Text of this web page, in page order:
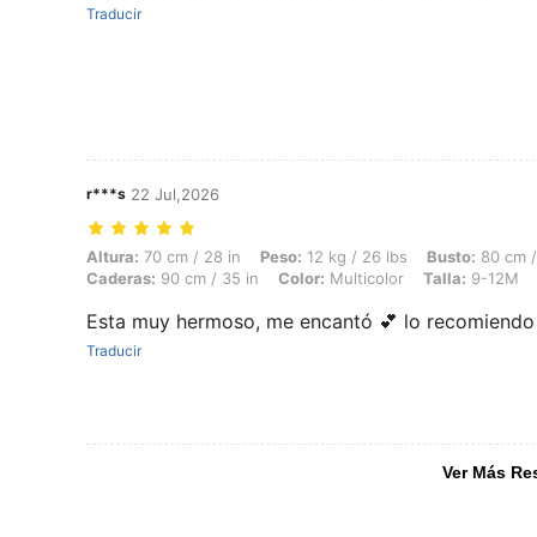
Traducir
r***s 22 Jul,2026
Altura: 70 cm / 28 in, Peso: 12 kg / 26 lbs, Busto: 80 cm / 31 in,
Altura: 70 cm / 28 in Peso: 12 kg / 26 lbs Busto: 80 cm
Caderas: 90 cm / 35 in Color: Multicolor Talla: 9-12M
Esta muy hermoso, me encantó 💕 lo recomiendo
Traducir
Ver Más